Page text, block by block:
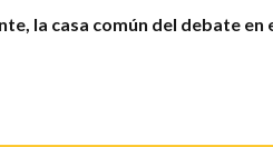
la casa común del debate en